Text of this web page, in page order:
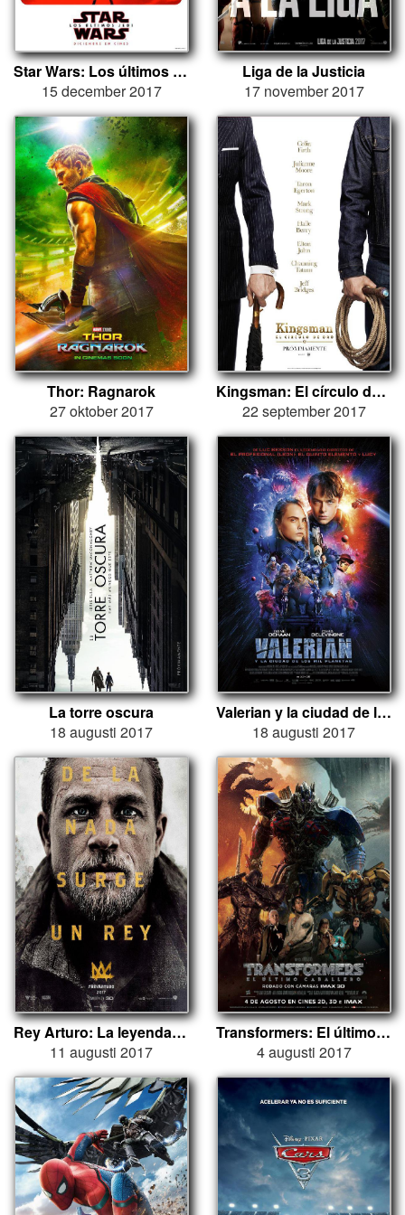
Star Wars: Los últimos Jedi
15 december 2017
Liga de la Justicia
17 november 2017
Thor: Ragnarok
27 oktober 2017
Kingsman: El círculo de oro
22 september 2017
La torre oscura
18 augusti 2017
Valerian y la ciudad de los mil planetas
18 augusti 2017
Rey Arturo: La leyenda de Excalibur
11 augusti 2017
Transformers: El último caballero
4 augusti 2017